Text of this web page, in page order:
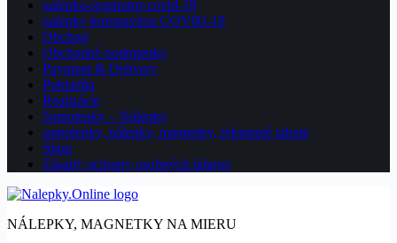
nalepka-respirator-covid-19
nalepky koronavirus COVID-19
Obchod
Obchodné podmienky
Payment & Delivery
Pokladňa
Realizácie
Samolepky – Nálepky
samolepky, nálepky, magnetky, reklamné tabule
Shop
Zásady ochrany osobných údajov
NÁLEPKY, MAGNETKY NA MIERU